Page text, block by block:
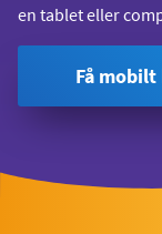
en tablet eller
Få